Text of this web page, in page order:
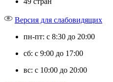
Версия для слабовидящих
пн-пт: с 8:30 до 20:00
сб: с 9:00 до 17:00
вс: с 10:00 до 20:00